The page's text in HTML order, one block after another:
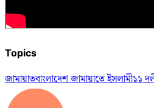
Topics
জামায়াতবাংলাদেশ জামায়াতে ইসলামী১১